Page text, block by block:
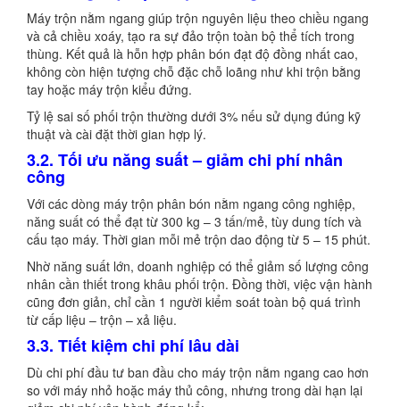
Máy trộn nằm ngang giúp trộn nguyên liệu theo chiều ngang
và cả chiều xoáy, tạo ra sự đảo trộn toàn bộ thể tích trong
thùng. Kết quả là hỗn hợp phân bón đạt độ đồng nhất cao,
không còn hiện tượng chỗ đặc chỗ loãng như khi trộn bằng
tay hoặc máy trộn kiểu đứng.
Tỷ lệ sai số phối trộn thường dưới 3% nếu sử dụng đúng kỹ
thuật và cài đặt thời gian hợp lý.
3.2. Tối ưu năng suất – giảm chi phí nhân
công
Với các dòng máy trộn phân bón nằm ngang công nghiệp,
năng suất có thể đạt từ 300 kg – 3 tấn/mẻ, tùy dung tích và
cấu tạo máy. Thời gian mỗi mẻ trộn dao động từ 5 – 15 phút.
Nhờ năng suất lớn, doanh nghiệp có thể giảm số lượng công
nhân cần thiết trong khâu phối trộn. Đồng thời, việc vận hành
cũng đơn giản, chỉ cần 1 người kiểm soát toàn bộ quá trình
từ cấp liệu – trộn – xả liệu.
3.3. Tiết kiệm chi phí lâu dài
Dù chi phí đầu tư ban đầu cho máy trộn nằm ngang cao hơn
so với máy nhỏ hoặc máy thủ công, nhưng trong dài hạn lại